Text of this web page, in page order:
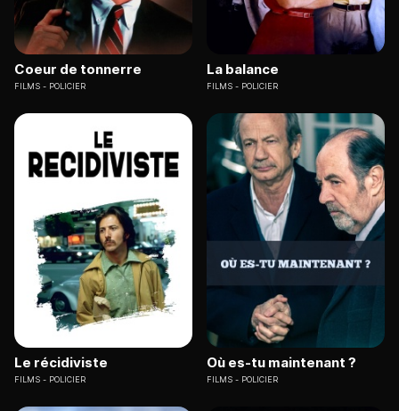
Coeur de tonnerre
FILMS POLICIER
La balance
FILMS POLICIER
Le récidiviste
FILMS POLICIER
Où es-tu maintenant ?
FILMS POLICIER